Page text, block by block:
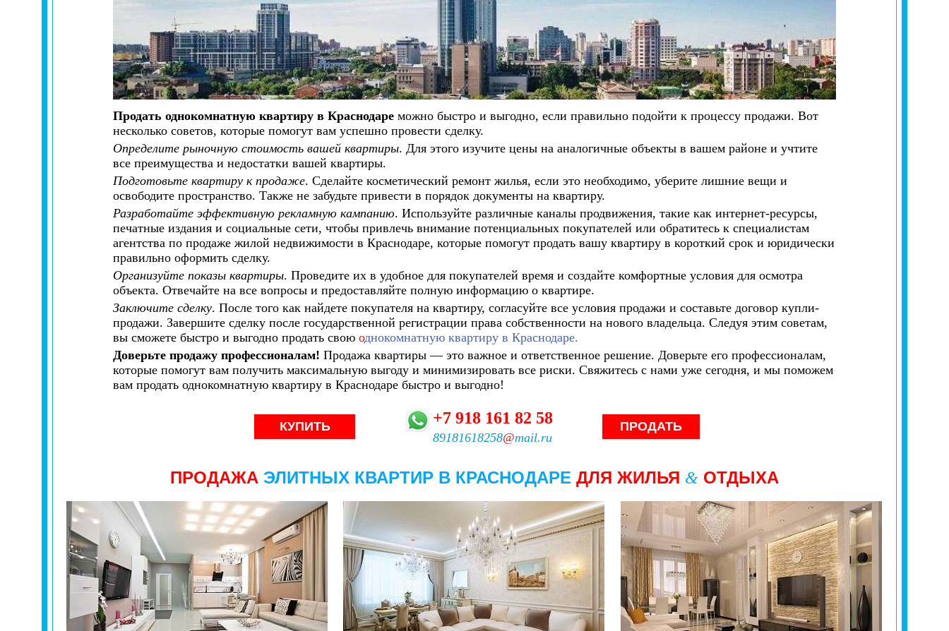
Продать однокомнатную квартиру в Краснодаре можно быстро и выгодно, если правильно подойти к процессу продажи. Вот
несколько советов, которые помогут вам успешно провести сделку.
Определите рыночную стоимость вашей квартиры. Для этого изучите цены на аналогичные объекты в вашем районе и учтите
все преимущества и недостатки вашей квартиры.
Подготовьте квартиру к продаже. Сделайте косметический ремонт жилья, если это необходимо, уберите лишние вещи и
освободите пространство. Также не забудьте привести в порядок документы на квартиру.
Разработайте эффективную рекламную кампанию. Используйте различные каналы продвижения, такие как интернет-ресурсы,
печатные издания и социальные сети, чтобы привлечь внимание потенциальных покупателей или обратитесь к специалистам
агентства по продаже жилой недвижимости в Краснодаре, которые помогут продать вашу квартиру в короткий срок и юридически
правильно оформить сделку.
Организуйте показы квартиры. Проведите их в удобное для покупателей время и создайте комфортные условия для осмотра
объекта. Отвечайте на все вопросы и предоставляйте полную информацию о квартире.
Заключите сделку. После того как найдете покупателя на квартиру, согласуйте все условия продажи и составьте договор купли-
продажи. Завершите сделку после государственной регистрации права собственности на нового владельца. Следуя этим советам,
вы сможете быстро и выгодно продать свою однокомнатную квартиру в Краснодаре.
Доверьте продажу профессионалам! Продажа квартиры — это важное и ответственное решение. Доверьте его профессионалам,
которые помогут вам получить максимальную выгоду и минимизировать все риски. Свяжитесь с нами уже сегодня, и мы поможем
вам продать однокомнатную квартиру в Краснодаре быстро и выгодно!
КУПИТЬ +7 918 161 82 58
89181618258@mail.ru
ПРОДАТЬ
ПРОДАЖА ЭЛИТНЫХ КВАРТИР В КРАСНОДАРЕ ДЛЯ ЖИЛЬЯ & ОТДЫХА